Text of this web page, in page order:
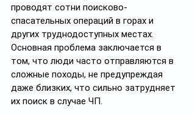
проводят сотни поисково-
спасательных операций в горах и
других труднодоступных местах.
Основная проблема заключается в
том, что люди часто отправляются в
сложные походы, не предупреждая
даже близких, что сильно затрудняет
их поиск в случае ЧП.